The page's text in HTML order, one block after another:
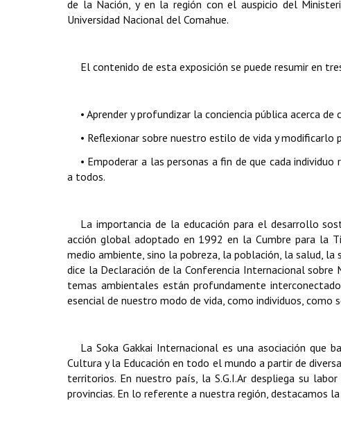
de la Nación, y en la región con el auspicio del
Universidad Nacional del Comahue.
El contenido de esta exposición se puede resumir en
• Aprender y profundizar la conciencia pública acerca
• Reflexionar sobre nuestro estilo de vida y modificarlo
• Empoderar a las personas a fin de que cada
a todos.
La importancia de la educación para el desarrollo
acción global adoptado en 1992 en la Cumbre para la
medio ambiente, sino la pobreza, la población, la salud,
dice la Declaración de la Conferencia Internacional sobre
temas ambientales están profundamente
esencial de nuestro modo de vida, como individuos, como
La Soka Gakkai Internacional es una asociación que
Cultura y la Educación en todo el mundo a partir de
territorios. En nuestro país, la S.G.I.Ar despliega su
provincias. En lo referente a nuestra región, destacamos